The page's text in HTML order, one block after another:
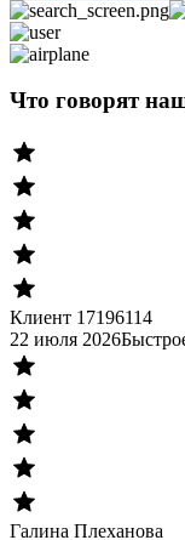
Что говорят
Клиент 17196114
22 июля 2026
Галина Плеханова